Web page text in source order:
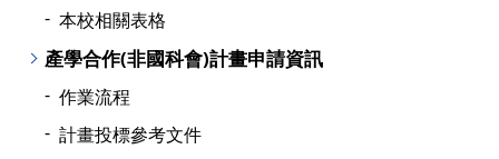
本校相關表格
產學合作(非國科會)計畫申請資訊
作業流程
計畫投標參考文件